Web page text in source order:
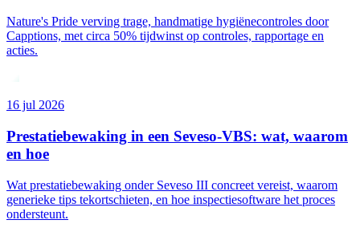
Nature's Pride verving trage, handmatige hygiënecontroles door
Capptions, met circa 50% tijdwinst op controles, rapportage en
acties.
16 jul 2026
Prestatiebewaking in een Seveso-VBS: wat, waarom
en hoe
Wat prestatiebewaking onder Seveso III concreet vereist, waarom
generieke tips tekortschieten, en hoe inspectiesoftware het proces
ondersteunt.